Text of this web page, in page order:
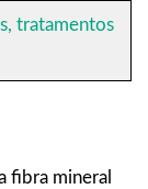
tratamentos
fibra mineral